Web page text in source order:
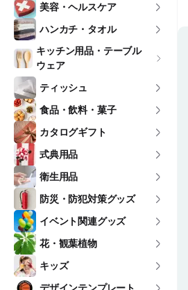
美容・ヘルスケア
ハンカチ・タオル
キッチン用品・テーブル
ウェア
ティッシュ
食品・飲料・菓子
カタログギフト
式典用品
衛生用品
防災・防犯対策グッズ
イベント関連グッズ
花・観葉植物
キッズ
デザインテンプレート